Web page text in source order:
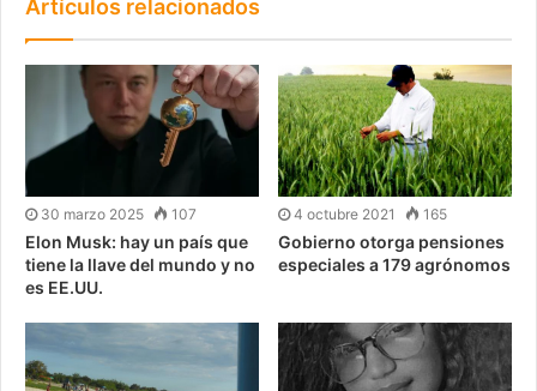
Artículos relacionados
30 marzo 2025 107
Elon Musk: hay un país que
tiene la llave del mundo y no
es EE.UU.
4 octubre 2021 165
Gobierno otorga pensiones
especiales a 179 agrónomos